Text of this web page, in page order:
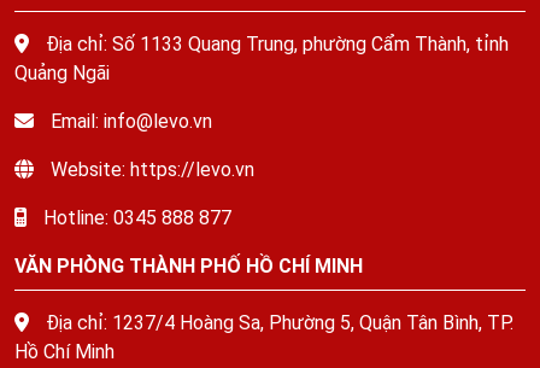
Địa chỉ: Số 1133 Quang Trung, phường Cẩm Thành, tỉnh
Quảng Ngãi
Email: info@levo.vn
Website: https://levo.vn
Hotline: 0345 888 877
VĂN PHÒNG THÀNH PHỐ HỒ CHÍ MINH
Địa chỉ: 1237/4 Hoàng Sa, Phường 5, Quận Tân Bình, TP.
Hồ Chí Minh